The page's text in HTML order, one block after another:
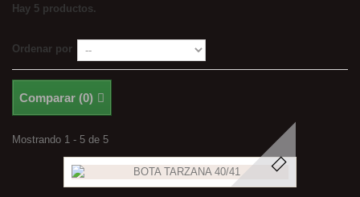
Hay 5 productos.
Ordenar por
Comparar (0)
Mostrando 1 - 5 de 5